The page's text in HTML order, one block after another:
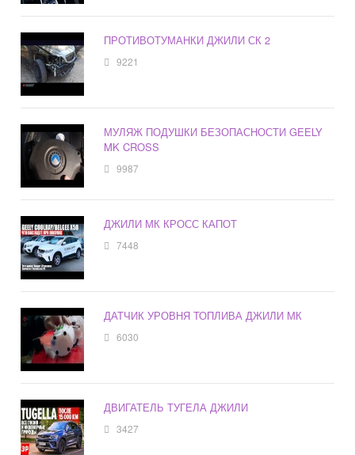
ПРОТИВОТУМАНКИ ДЖИЛИ СК 2
9221
МУЛЯЖ ПОДУШКИ БЕЗОПАСНОСТИ GEELY
MK CROSS
9987
ДЖИЛИ МК КРОСС КАПОТ
7448
ДАТЧИК УРОВНЯ ТОПЛИВА ДЖИЛИ МК
6030
ДВИГАТЕЛЬ ТУГЕЛА ДЖИЛИ
3427